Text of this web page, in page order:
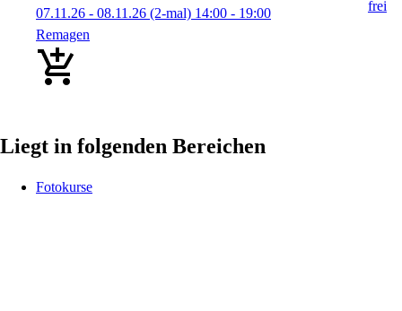
07.11.26 - 08.11.26 (2-mal) 14:00 - 19:00
Remagen
Liegt in folgenden Bereichen
Fotokurse